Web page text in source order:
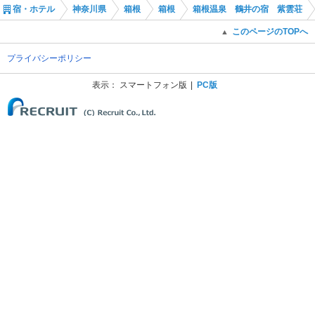
宿・ホテル 神奈川県 箱根 箱根 箱根温泉 鶴井の宿 紫雲荘
▲ このページのTOPへ
プライバシーポリシー
表示： スマートフォン版 PC版